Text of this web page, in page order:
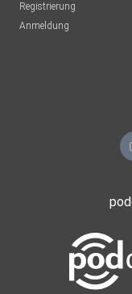
Registrierung
Anmeldung